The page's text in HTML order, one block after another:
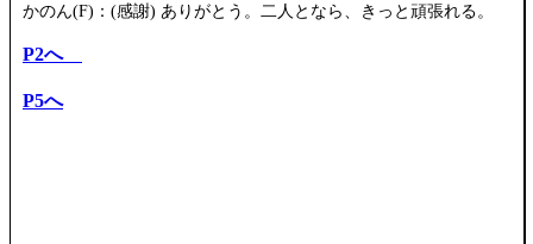
かのん(F)：(感謝) ありがとう。二人となら、きっと頑張れる。
P2へ
P5へ